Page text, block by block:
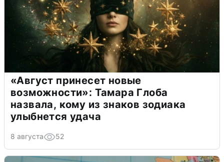
«Август принесет новые
возможности»: Тамара Глоба
назвала, кому из знаков зодиака
улыбнется удача
8 августа 52